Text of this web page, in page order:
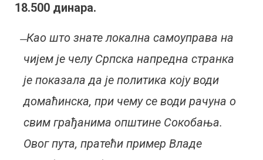
најнижим
18.500 динара.
̶ Као што знате локална самоуправа на
чијем је челу Српска напредна странка
је показала да је политика коју води
домаћинска, при чему се води рачуна о
свим грађанима општине Сокобања.
Овог пута, пратећи пример Владе